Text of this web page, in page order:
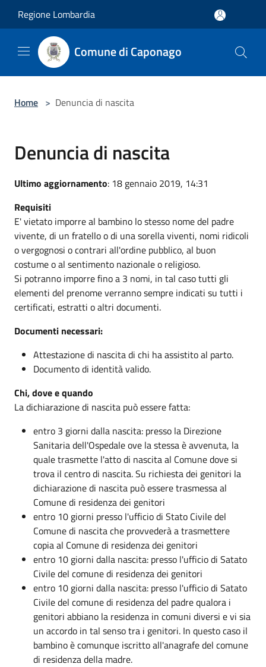
Regione Lombardia
Comune di Caponago
Home > Denuncia di nascita
Denuncia di nascita
Ultimo aggiornamento: 18 gennaio 2019, 14:31
Requisiti
E' vietato imporre al bambino lo stesso nome del padre
vivente, di un fratello o di una sorella viventi, nomi ridicoli
o vergognosi o contrari all'ordine pubblico, al buon
costume o al sentimento nazionale o religioso.
Si potranno imporre fino a 3 nomi, in tal caso tutti gli
elementi del prenome verranno sempre indicati su tutti i
certificati, estratti o altri documenti.
Documenti necessari:
Attestazione di nascita di chi ha assistito al parto.
Documento di identità valido.
Chi, dove e quando
La dichiarazione di nascita può essere fatta:
entro 3 giorni dalla nascita: presso la Direzione
Sanitaria dell'Ospedale ove la stessa è avvenuta, la
quale trasmette l'atto di nascita al Comune dove si
trova il centro di nascita. Su richiesta dei genitori la
dichiarazione di nascita può essere trasmessa al
Comune di residenza dei genitori
entro 10 giorni presso l'ufficio di Stato Civile del
Comune di nascita che provvederà a trasmettere
copia al Comune di residenza dei genitori
entro 10 giorni dalla nascita: presso l'ufficio di Satato
Civile del comune di residenza dei genitori
entro 10 giorni dalla nascita: presso l'ufficio di Satato
Civile del comune di residenza del padre qualora i
genitori abbiano la residenza in comuni diversi e vi sia
un accordo in tal senso tra i genitori. In questo caso il
bambino è comunque iscritto all'anagrafe del comune
di residenza della madre.